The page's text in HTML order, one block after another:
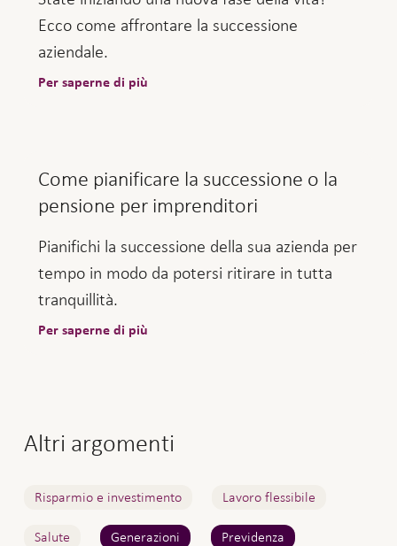
Ecco come affrontare la successione
aziendale.
Per saperne di più
Come pianificare la successione o la
pensione per imprenditori
Pianifichi la successione della sua azienda per
tempo in modo da potersi ritirare in tutta
tranquillità.
Per saperne di più
Altri argomenti
Risparmio e investimento Lavoro flessibile
Salute Generazioni Previdenza